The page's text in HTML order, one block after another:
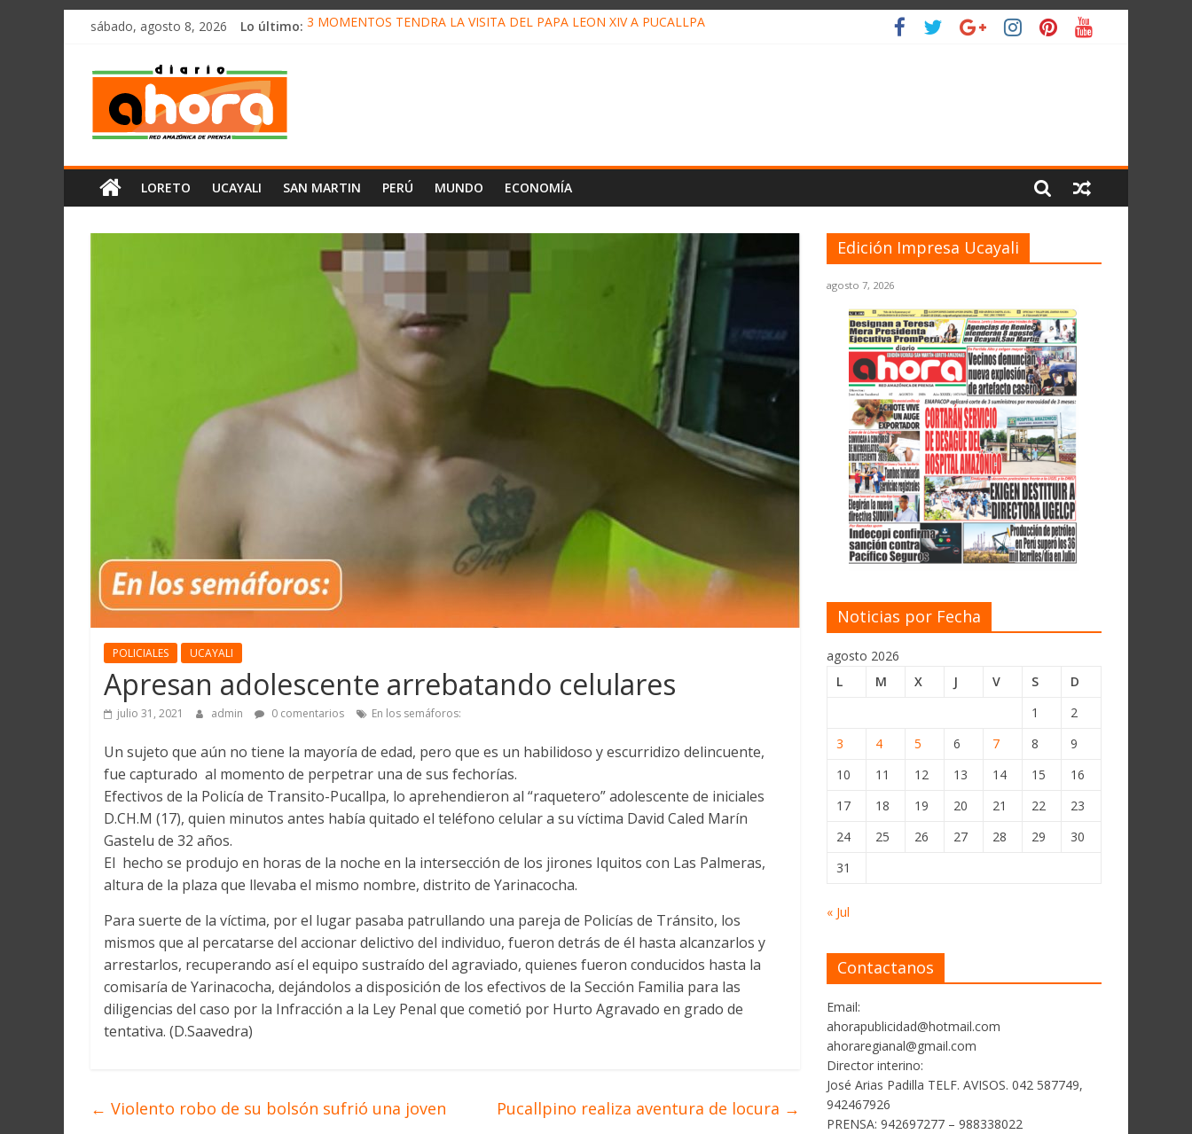
олимп казино
Saltarsábado, agosto 8, 2026 Lo último: 3 MOMENTOS TENDRÁ LA VISITA DEL PAPA LEÓN XIV A PUCALLPA
Diario
Ahora
Cadena
Amazónica
de
Prensa
LORETO UCAYALI SAN MARTIN PERÚ MUNDO ECONOMÍA
POLICIALES UCAYALI
Apresan adolescente arrebatando celulares
julio 31, 2021 admin 0 comentarios En los semáforos:
Un sujeto que aún no tiene la mayoría de edad, pero que es un habilidoso y escurridizo delincuente,
fue capturado al momento de perpetrar una de sus fechorías.
Efectivos de la Policía de Transito-Pucallpa, lo aprehendieron al “raquetero” adolescente de iniciales
D.CH.M (17), quien minutos antes había quitado el teléfono celular a su víctima David Caled Marín
Gastelu de 32 años.
El hecho se produjo en horas de la noche en la intersección de los jirones Iquitos con Las Palmeras,
altura de la plaza que llevaba el mismo nombre, distrito de Yarinacocha.
Para suerte de la víctima, por el lugar pasaba patrullando una pareja de Policías de Tránsito, los
mismos que al percatarse del accionar delictivo del individuo, fueron detrás de él hasta alcanzarlos y
arrestarlos, recuperando así el equipo sustraído del agraviado, quienes fueron conducidos hasta la
comisaría de Yarinacocha, dejándolos a disposición de los efectivos de la Sección Familia para las
diligencias del caso por la Infracción a la Ley Penal que cometió por Hurto Agravado en grado de
tentativa. (D.Saavedra)
← Violento robo de su bolsón sufrió una joven Pucallpino realiza aventura de locura →
Edición Impresa Ucayali
agosto 7, 2026
Noticias por Fecha
agosto 2026
L
M X J V S
D
1
2
3
4 5 6 7 8
9
10
11 12 13 14 15
16
17
18 19 20 21 22
23
24
25 26 27 28 29
30
31
« Jul
Contactanos
Email:
ahorapublicidad@hotmail.com
ahoraregianal@gmail.com
Director interino:
José Arias Padilla TELF. AVISOS. 042 587749,
942467926
PRENSA: 942697277 – 988338022